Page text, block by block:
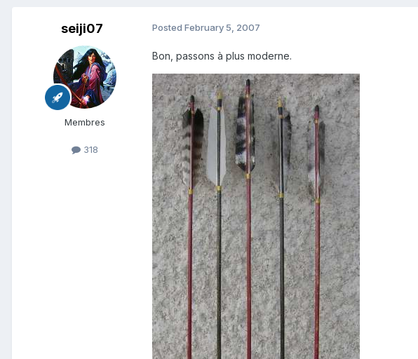
seiji07
Membres
318
Posted February 5, 2007
Bon, passons à plus moderne.